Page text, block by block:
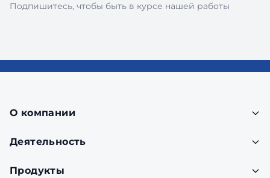
Подпишитесь, чтобы быть в курсе нашей работы
О компании
Деятельность
Продукты